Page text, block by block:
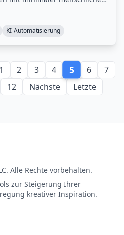
KI-Automatisierung
1 2 3 4 5 6
7
12 Nächste Letzte
Alle Rechte vorbehalten.
zur Steigerung Ihrer
kreativer Inspiration.